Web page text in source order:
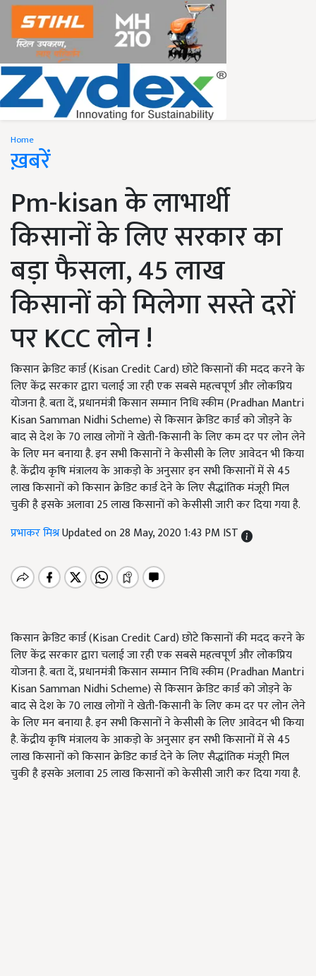
Home
ख़बरें
Pm-kisan के लाभार्थी
किसानों के लिए सरकार का
बड़ा फैसला, 45 लाख
किसानों को मिलेगा सस्ते दरों
पर KCC लोन !
किसान क्रेडिट कार्ड (Kisan Credit Card) छोटे किसानों की मदद करने के
लिए केंद्र सरकार द्वारा चलाई जा रही एक सबसे महत्वपूर्ण और लोकप्रिय
योजना है. बता दें, प्रधानमंत्री किसान सम्मान निधि स्कीम (Pradhan Mantri
Kisan Samman Nidhi Scheme) से किसान क्रेडिट कार्ड को जोड़ने के
बाद से देश के 70 लाख लोगों ने खेती-किसानी के लिए कम दर पर लोन लेने
के लिए मन बनाया है. इन सभी किसानों ने केसीसी के लिए आवेदन भी किया
है. केंद्रीय कृषि मंत्रालय के आकड़ो के अनुसार इन सभी किसानों में से 45
लाख किसानों को किसान क्रेडिट कार्ड देने के लिए सैद्धांतिक मंजूरी मिल
चुकी है इसके अलावा 25 लाख किसानों को केसीसी जारी कर दिया गया है.
प्रभाकर मिश्रUpdated on 28 May, 2020 1:43 PM IST
किसान क्रेडिट कार्ड (Kisan Credit Card) छोटे किसानों की मदद करने के
लिए केंद्र सरकार द्वारा चलाई जा रही एक सबसे महत्वपूर्ण और लोकप्रिय
योजना है. बता दें, प्रधानमंत्री किसान सम्मान निधि स्कीम (Pradhan Mantri
Kisan Samman Nidhi Scheme) से किसान क्रेडिट कार्ड को जोड़ने के
बाद से देश के 70 लाख लोगों ने खेती-किसानी के लिए कम दर पर लोन लेने
के लिए मन बनाया है. इन सभी किसानों ने केसीसी के लिए आवेदन भी किया
है. केंद्रीय कृषि मंत्रालय के आकड़ो के अनुसार इन सभी किसानों में से 45
लाख किसानों को किसान क्रेडिट कार्ड देने के लिए सैद्धांतिक मंजूरी मिल
चुकी है इसके अलावा 25 लाख किसानों को केसीसी जारी कर दिया गया है.